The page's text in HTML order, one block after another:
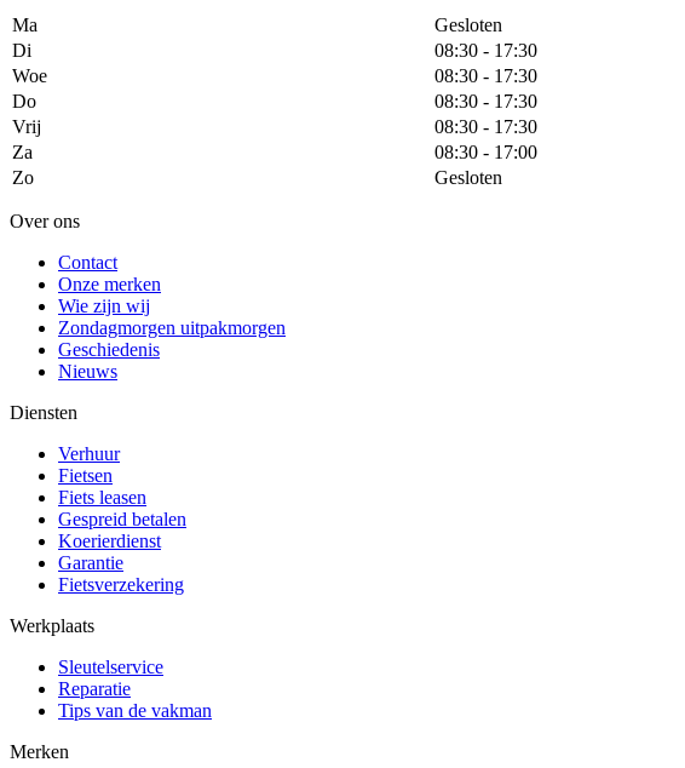
Ma
Gesloten
Di
08:30 - 17:30
Woe
08:30 - 17:30
Do
08:30 - 17:30
Vrij
08:30 - 17:30
Za
08:30 - 17:00
Zo
Gesloten
Over ons
Contact
Onze merken
Wie zijn wij
Zondagmorgen uitpakmorgen
Geschiedenis
Nieuws
Diensten
Verhuur
Fietsen
Fiets leasen
Gespreid betalen
Koerierdienst
Garantie
Fietsverzekering
Werkplaats
Sleutelservice
Reparatie
Tips van de vakman
Merken